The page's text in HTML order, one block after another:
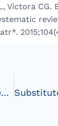
Victora CG.
Errores más frecuentes en la lactanciaartificial